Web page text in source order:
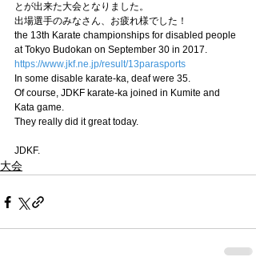
とが出来た大会となりました。
出場選手のみなさん、お疲れ様でした！
the 13th Karate championships for disabled people
at Tokyo Budokan on September 30 in 2017.
https://www.jkf.ne.jp/result/13parasports
In some disable karate-ka, deaf were 35.
Of course, JDKF karate-ka joined in Kumite and
Kata game.
They really did it great today.
JDKF.
大会